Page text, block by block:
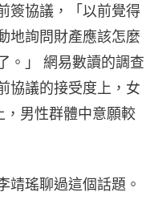
簽協議，「以前覺得
地詢問財產應該怎麼
。」 網易數讀的調查
議的接受度上，女
男性群體中意願較
靖瑤聊過這個話題。